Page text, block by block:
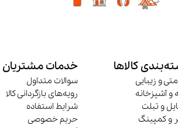
کالاها
و زیبایی
و آشپزخانه
و تبلت
و کمپینگ
خدمات مشتریان
سوالات متداول
رویه‌های بازگردانی کالا
شرایط استفاده
حریم خصوصی